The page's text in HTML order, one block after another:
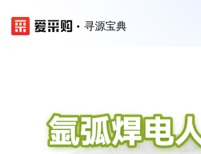
寻源宝典